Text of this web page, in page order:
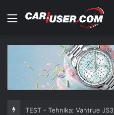
Meni
TEST - Tehnika: Vantrue JS3